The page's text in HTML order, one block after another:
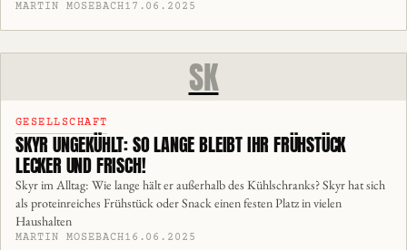
MARTIN MOSEBACH17.06.2025
SK
GESELLSCHAFT
SKYR UNGEKÜHLT: SO LANGE BLEIBT IHR FRÜHSTÜCK
LECKER UND FRISCH!
Skyr im Alltag: Wie lange hält er außerhalb des Kühlschranks? Skyr hat sich
als proteinreiches Frühstück oder Snack einen festen Platz in vielen
Haushalten
MARTIN MOSEBACH16.06.2025